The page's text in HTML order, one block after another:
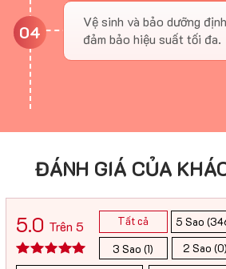
Vệ sinh và bảo dưỡng
đảm bảo hiệu suất tối đa.
04
Tất cả 5 Sao
3 Sao (1)
2 Sao (0)
5.0 Trên 5
ĐÁNH GIÁ CỦA